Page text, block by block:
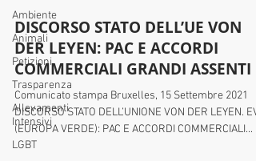
Ambiente
Animali
Petizioni
Trasparenza
Allevamenti
Intensivi
LGBT
DISCORSO STATO DELL’UE VON
DER LEYEN: PAC E ACCORDI
COMMERCIALI GRANDI ASSENTI
Comunicato stampa Bruxelles, 15 Settembre 2021
DISCORSO STATO DELL’UNIONE VON DER LEYEN. EVI
(EUROPA VERDE): PAC E ACCORDI COMMERCIALI...